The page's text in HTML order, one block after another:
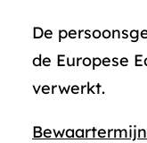
De
de Europese
verwerkt.
Bewaartermijn